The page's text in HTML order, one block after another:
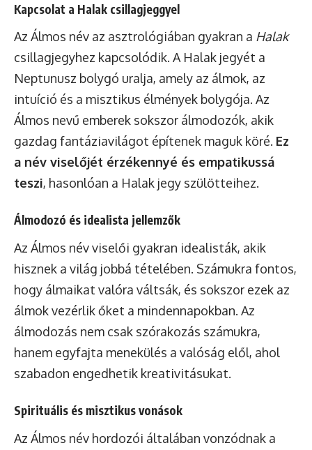
Kapcsolat a Halak csillagjeggyel
Az Álmos név az asztrológiában gyakran a Halak
csillagjegyhez kapcsolódik. A Halak jegyét a
Neptunusz bolygó uralja, amely az álmok, az
intuíció és a misztikus élmények bolygója. Az
Álmos nevű emberek sokszor álmodozók, akik
gazdag fantáziavilágot építenek maguk köré. Ez
a név viselőjét érzékennyé és empatikussá
teszi, hasonlóan a Halak jegy szülötteihez.
Álmodozó és idealista jellemzők
Az Álmos név viselői gyakran idealisták, akik
hisznek a világ jobbá tételében. Számukra fontos,
hogy álmaikat valóra váltsák, és sokszor ezek az
álmok vezérlik őket a mindennapokban. Az
álmodozás nem csak szórakozás számukra,
hanem egyfajta menekülés a valóság elől, ahol
szabadon engedhetik kreativitásukat.
Spirituális és misztikus vonások
Az Álmos név hordozói általában vonzódnak a